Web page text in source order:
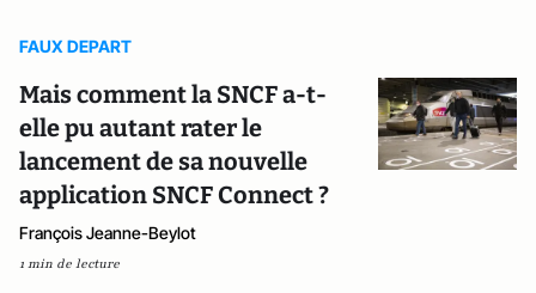
FAUX DEPART
Mais comment la SNCF a-t-
elle pu autant rater le
lancement de sa nouvelle
application SNCF Connect ?
François Jeanne-Beylot
1 min de lecture